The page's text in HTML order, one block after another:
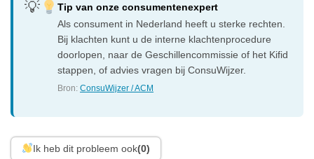
Tip van onze consumentenexpert
Als consument in Nederland heeft u sterke rechten.
Bij klachten kunt u de interne klachtenprocedure
doorlopen, naar de Geschillencommissie of het Kifid
stappen, of advies vragen bij ConsuWijzer.
Bron:ConsuWijzer / ACM
Ik heb dit probleem ook(0)